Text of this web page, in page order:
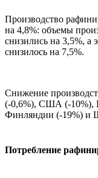
Производство
на 4,8%: объемы
снизились на 3,5%, а
снизилось на 7,5%.
Снижение
(-0,6%), США (-10%),
Финляндии (-19%) и
Потребление